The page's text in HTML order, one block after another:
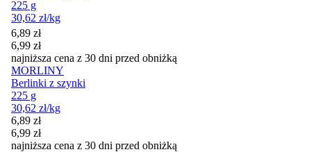
225 g
30,62 zł/kg
Cena promocyjna
6,89 zł
6,99 zł
najniższa cena z 30 dni przed obniżką
MORLINY
Berlinki z szynki
225 g
30,62 zł/kg
Cena promocyjna
6,89 zł
6,99 zł
najniższa cena z 30 dni przed obniżką